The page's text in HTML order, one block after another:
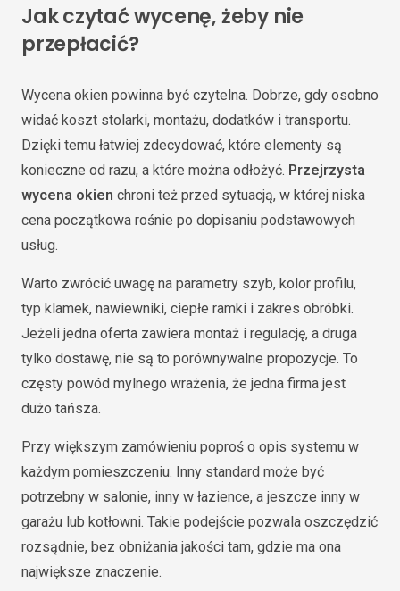
Jak czytać wycenę, żeby nie
przepłacić?
Wycena okien powinna być czytelna. Dobrze, gdy osobno
widać koszt stolarki, montażu, dodatków i transportu.
Dzięki temu łatwiej zdecydować, które elementy są
konieczne od razu, a które można odłożyć. Przejrzysta
wycena okien chroni też przed sytuacją, w której niska
cena początkowa rośnie po dopisaniu podstawowych
usług.
Warto zwrócić uwagę na parametry szyb, kolor profilu,
typ klamek, nawiewniki, ciepłe ramki i zakres obróbki.
Jeżeli jedna oferta zawiera montaż i regulację, a druga
tylko dostawę, nie są to porównywalne propozycje. To
częsty powód mylnego wrażenia, że jedna firma jest
dużo tańsza.
Przy większym zamówieniu poproś o opis systemu w
każdym pomieszczeniu. Inny standard może być
potrzebny w salonie, inny w łazience, a jeszcze inny w
garażu lub kotłowni. Takie podejście pozwala oszczędzić
rozsądnie, bez obniżania jakości tam, gdzie ma ona
największe znaczenie.